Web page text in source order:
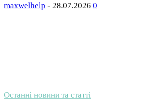
maxwelhelp - 28.07.2026 0
Останні новини та статті